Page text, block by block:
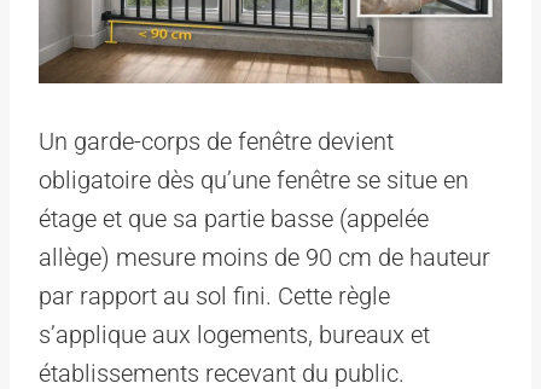
Un garde-corps de fenêtre devient
obligatoire dès qu’une fenêtre se situe en
étage et que sa partie basse (appelée
allège) mesure moins de 90 cm de hauteur
par rapport au sol fini. Cette règle
s’applique aux logements, bureaux et
établissements recevant du public.